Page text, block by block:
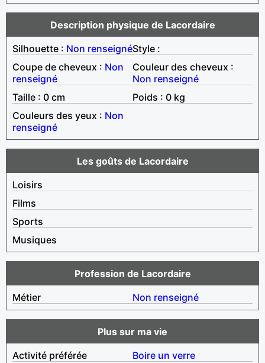
Description physique de Lacordaire
Silhouette : Non renseignéStyle :
Coupe de cheveux : Non
renseigné
Couleur des cheveux :
Non renseigné
Taille : 0 cm
Poids : 0 kg
Couleurs des yeux : Non
renseigné
Les goûts de Lacordaire
Loisirs
Films
Sports
Musiques
Profession de Lacordaire
Métier
Non renseigné
Plus sur ma vie
Activité préférée
Boire un verre